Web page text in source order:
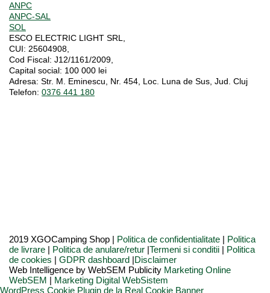
ANPC
ANPC-SAL
SOL
ESCO ELECTRIC LIGHT SRL,
CUI: 25604908,
Cod Fiscal: J12/1161/2009,
Capital social: 100 000 lei
Adresa: Str. M. Eminescu, Nr. 454, Loc. Luna de Sus, Jud. Cluj
Telefon: 0376 441 180
2019 XGOCamping Shop | Politica de confidentialitate | Politica
de livrare | Politica de anulare/retur |Termeni si conditii | Politica
de cookies | GDPR dashboard |Disclaimer
Web Intelligence by WebSEM Publicity Marketing Online
WebSEM | Marketing Digital WebSistem
WordPress Cookie Plugin de la Real Cookie Banner